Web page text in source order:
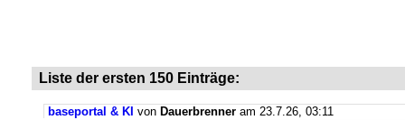
Liste der ersten 150 Einträge:
baseportal & KI von Dauerbrenner am 23.7.26, 03:11